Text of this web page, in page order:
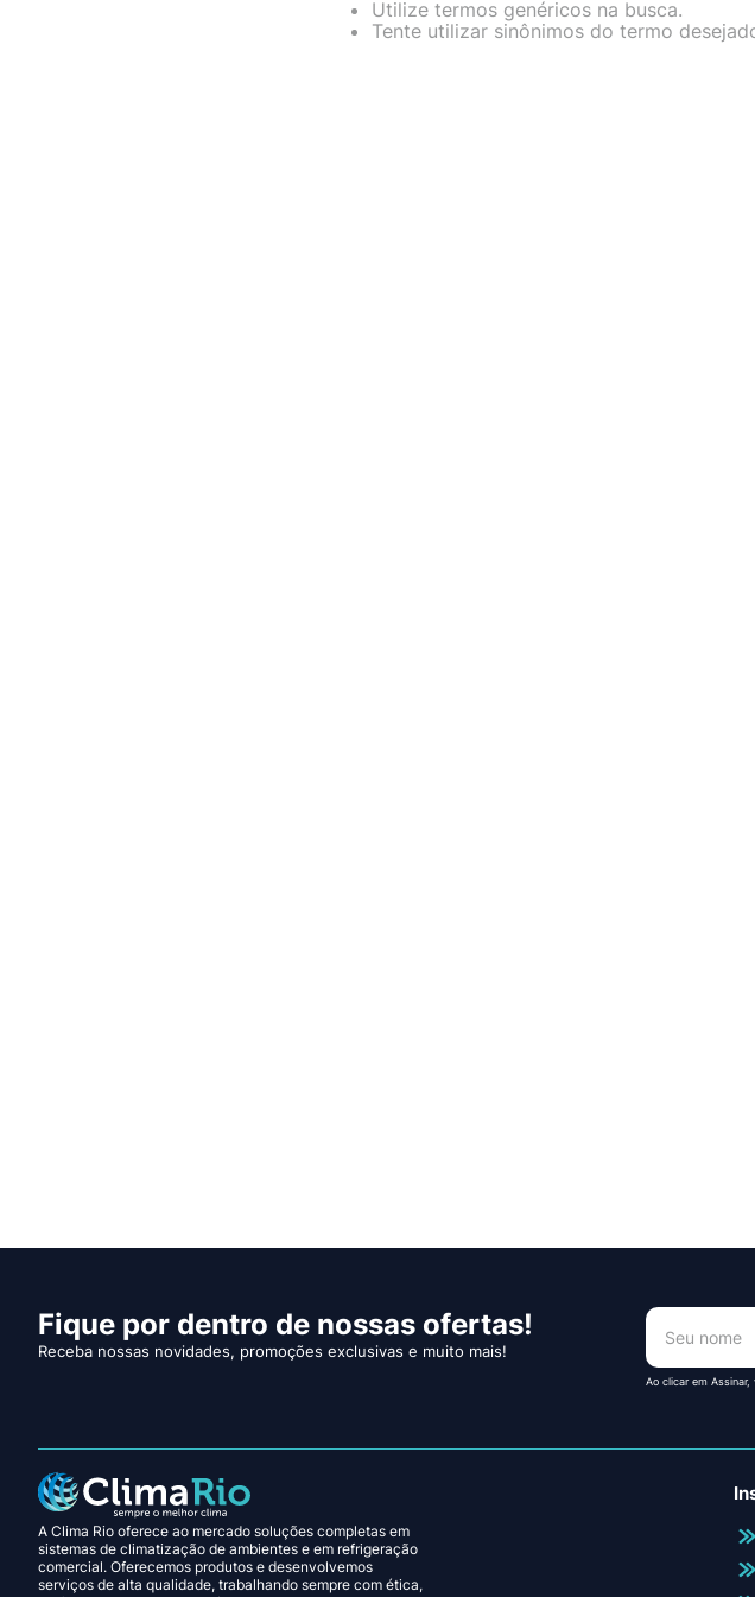
Utilize termos genéricos na busca.
Tente utilizar sinônimos do termo
Fique por dentro de nossas ofertas!
Receba nossas novidades, promoções exclusivas e muito mais!
Ao clicar em
A Clima Rio oferece ao mercado soluções completas em
sistemas de climatização de ambientes e em refrigeração
comercial. Oferecemos produtos e desenvolvemos
serviços de alta qualidade, trabalhando sempre com ética,
10º fujitsu